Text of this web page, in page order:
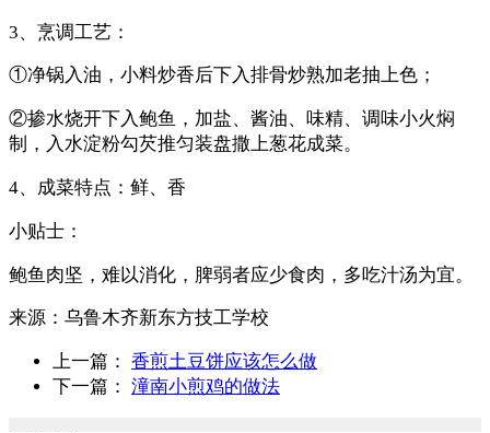
3、烹调工艺：
①净锅入油，小料炒香后下入排骨炒熟加老抽上色；
②掺水烧开下入鲍鱼，加盐、酱油、味精、调味小火焖
制，入水淀粉勾芡推匀装盘撒上葱花成菜。
4、成菜特点：鲜、香
小贴士：
鲍鱼肉坚，难以消化，脾弱者应少食肉，多吃汁汤为宜。
来源： 乌鲁木齐新东方技工学校
上一篇： 香煎土豆饼应该怎么做
下一篇： 潼南小煎鸡的做法